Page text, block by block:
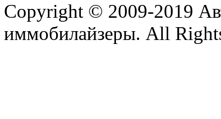
Copyright © 2009-2019
иммобилайзеры. All